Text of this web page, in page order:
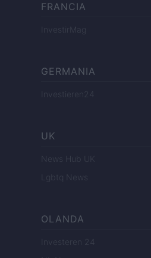
FRANCIA
InvestirMag
GERMANIA
Investieren24
UK
News Hub UK
Lgbtq News
OLANDA
Investeren 24